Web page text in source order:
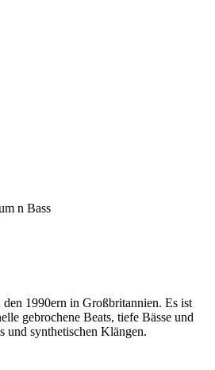
n Bass
1990ern in Großbritannien. Es ist
gebrochene Beats, tiefe Bässe und
und synthetischen Klängen.